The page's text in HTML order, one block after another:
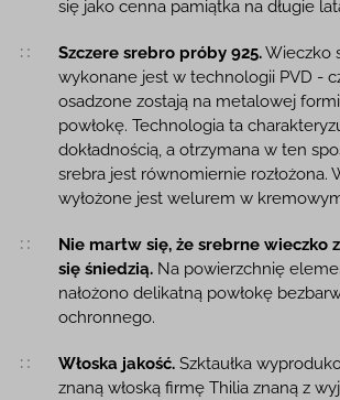
się jako cenna pamiątka na długie
Szczere srebro próby 925.Wieczko
wykonane jest w technologii PVD -
osadzone zostają na metalowej
powłokę. Technologia ta
dokładnością, a otrzymana w ten
srebra jest równomiernie rozłożona.
wyłożone jest welurem w
Nie martw się, że srebrne wieczko
się śniedzią.Na powierzchnię
nałożono delikatną powłokę
ochronnego.
Włoska jakość.Szktaułka
znaną włoską firmę Thilia znaną z